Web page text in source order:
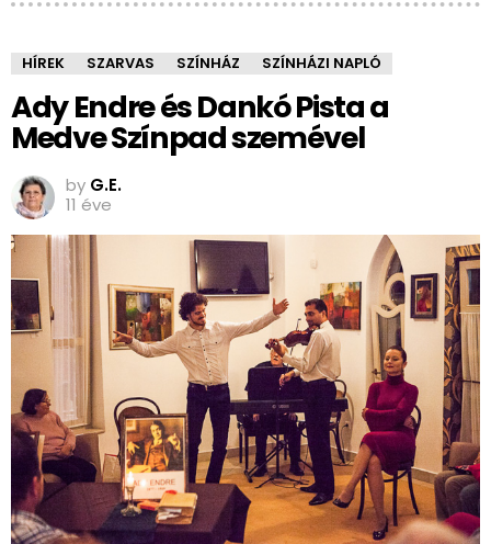
HÍREK SZARVAS SZÍNHÁZ SZÍNHÁZI NAPLÓ
Ady Endre és Dankó Pista a
Medve Színpad szemével
by G.E.
11 éve